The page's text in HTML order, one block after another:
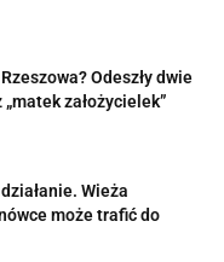
Odeszły dwie
założycielek”
Wieża
może trafić do